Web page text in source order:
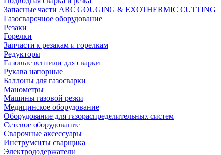
Запасные части ARC GOUGING & EXOTHERMIC CUTTING
Газосварочное оборудование
Резаки
Горелки
Запчасти к резакам и горелкам
Редукторы
Газовые вентили для сварки
Рукава напорные
Баллоны для газосварки
Манометры
Машины газовой резки
Медицинское оборудование
Оборудование для газораспределительных систем
Сетевое оборудование
Сварочные аксессуары
Инструменты сварщика
Электрододержатели